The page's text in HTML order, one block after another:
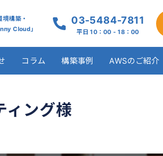
構築・
Cloud」
03-5484-7811
平日 10：00 - 18：00
コラム 構築事例 AWSのご紹介
ィング様